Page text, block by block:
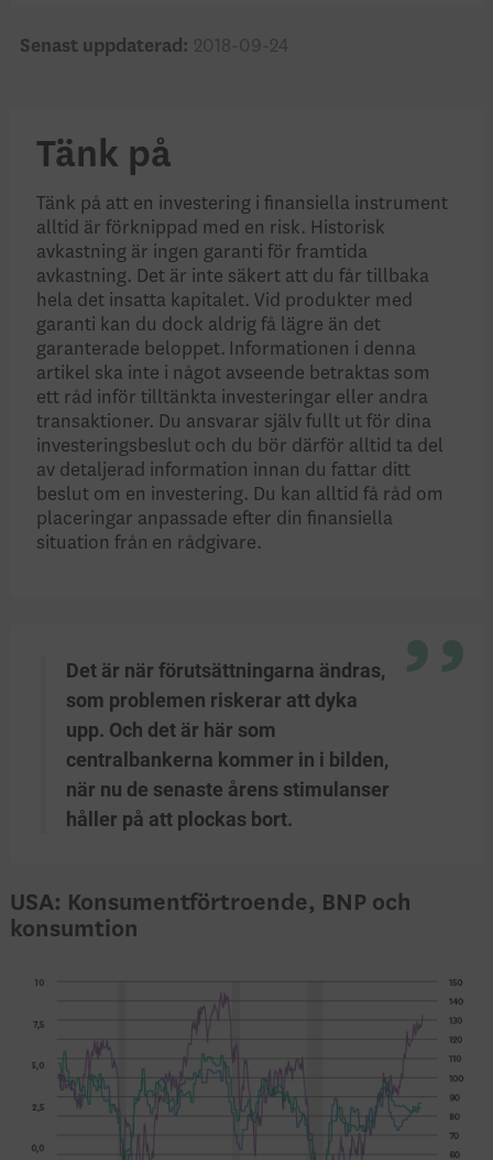
Senast uppdaterad: 2018-09-24
Tänk på
Tänk på att en investering i finansiella instrument
alltid är förknippad med en risk. Historisk
avkastning är ingen garanti för framtida
avkastning. Det är inte säkert att du får tillbaka
hela det insatta kapitalet. Vid produkter med
garanti kan du dock aldrig få lägre än det
garanterade beloppet. Informationen i denna
artikel ska inte i något avseende betraktas som
ett råd inför tilltänkta investeringar eller andra
transaktioner. Du ansvarar själv fullt ut för dina
investeringsbeslut och du bör därför alltid ta del
av detaljerad information innan du fattar ditt
beslut om en investering. Du kan alltid få råd om
placeringar anpassade efter din finansiella
situation från en rådgivare.
Det är när förutsättningarna ändras,
som problemen riskerar att dyka
upp. Och det är här som
centralbankerna kommer in i bilden,
när nu de senaste årens stimulanser
håller på att plockas bort.
USA: Konsumentförtroende, BNP och
konsumtion